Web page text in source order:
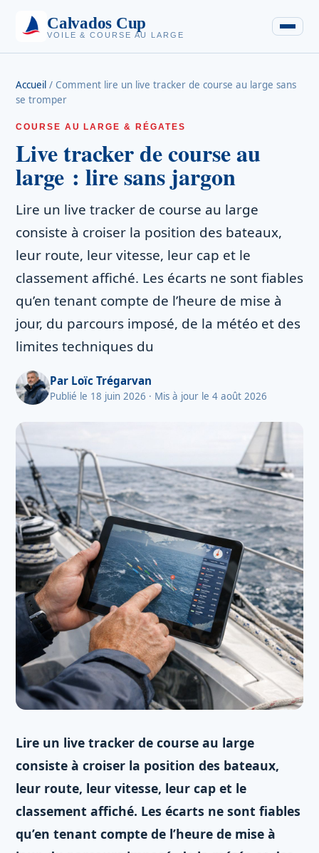
Calvados Cup
VOILE & COURSE AU LARGE
Accueil / Comment lire un live tracker de course au large sans
se tromper
COURSE AU LARGE & RÉGATES
Live tracker de course au
large : lire sans jargon
Lire un live tracker de course au large
consiste à croiser la position des bateaux,
leur route, leur vitesse, leur cap et le
classement affiché. Les écarts ne sont fiables
qu’en tenant compte de l’heure de mise à
jour, du parcours imposé, de la météo et des
limites techniques du
Par Loïc Trégarvan
Publié le 18 juin 2026 · Mis à jour le 4 août 2026
Lire un live tracker de course au large
consiste à croiser la position des bateaux,
leur route, leur vitesse, leur cap et le
classement affiché. Les écarts ne sont fiables
qu’en tenant compte de l’heure de mise à